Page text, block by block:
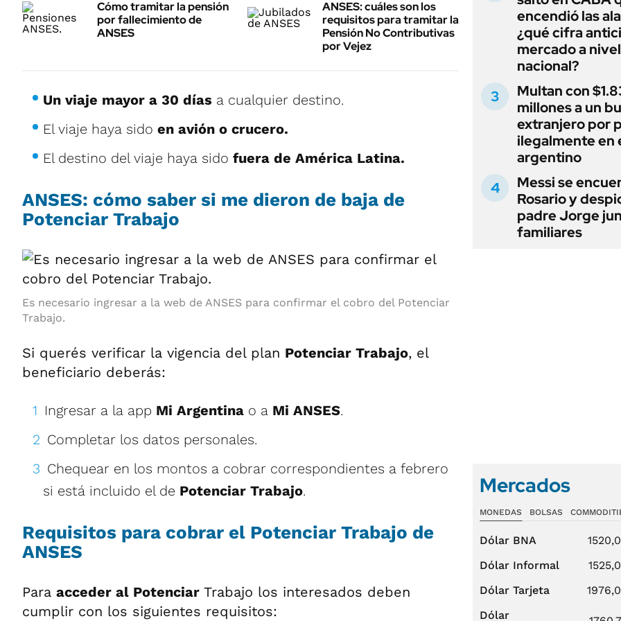
Cómo tramitar la pensión
por fallecimiento de
ANSES
ANSES: cuáles son los
requisitos para tramitar la
Pensión No Contributivas
por Vejez
Un viaje mayor a 30 días a cualquier destino.
El viaje haya sido en avión o crucero.
El destino del viaje haya sido fuera de América Latina.
ANSES: cómo saber si me dieron de baja de
Potenciar Trabajo
Es necesario ingresar a la web de ANSES para confirmar el cobro del Potenciar
Trabajo.
Si querés verificar la vigencia del plan Potenciar Trabajo, el
beneficiario deberás:
Ingresar a la app Mi Argentina o a Mi ANSES.
Completar los datos personales.
Chequear en los montos a cobrar correspondientes a febrero
si está incluido el de Potenciar Trabajo.
Requisitos para cobrar el Potenciar Trabajo de
ANSES
Para acceder al Potenciar Trabajo los interesados deben
cumplir con los siguientes requisitos:
encendió las
¿qué cifra
mercado a nivel
nacional?
Multan con
millones a un
extranjero por
ilegalmente en
argentino
Messi se
Rosario y
padre Jorge
familiares
Mercados
MONEDAS BOLSAS
Dólar BNA
Dólar Informal
Dólar Tarjeta
Dólar